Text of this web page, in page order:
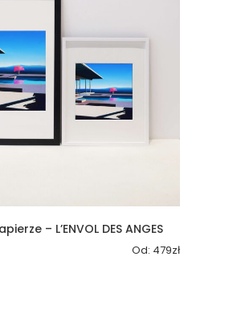
– L’ENVOL DES ANGES
Od: 479zł